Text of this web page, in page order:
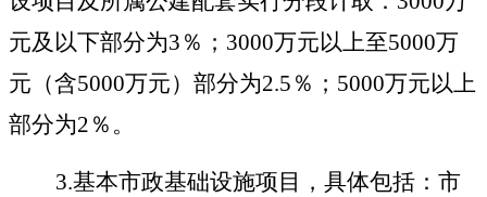
元及以下部分为3 ％； 3000万元以上至5000万
元（含5000万元）部分为2.5 ％； 5000万元以上
部分为2 ％。
3.基本市政基础设施项目，具体包括：市